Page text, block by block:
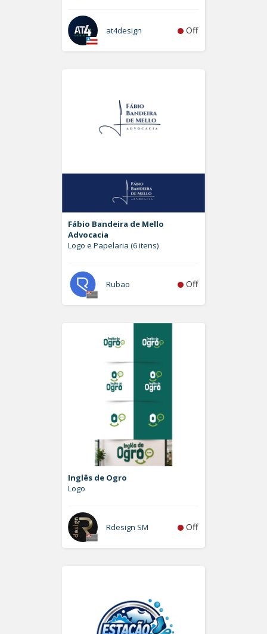
at4design Off
Fábio Bandeira de Mello
Advocacia
Logo e Papelaria (6 itens)
Rubao Off
Inglês de Ogro
Logo
Rdesign SM Off